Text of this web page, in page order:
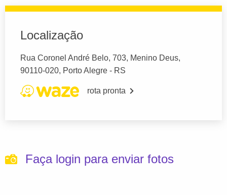
Localização
Rua Coronel André Belo, 703, Menino Deus,
90110-020, Porto Alegre - RS
rota pronta
Faça login para enviar fotos